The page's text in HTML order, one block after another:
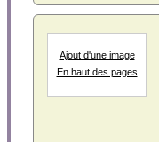
Ajout d'une image
En haut des pages